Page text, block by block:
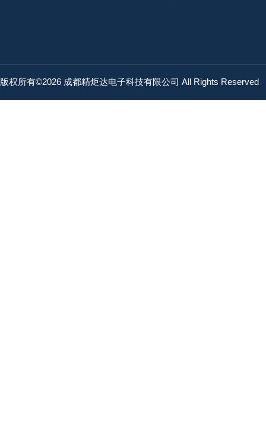
版权所有©2026 成都精炬达电子科技有限公司 All Rights Reserved